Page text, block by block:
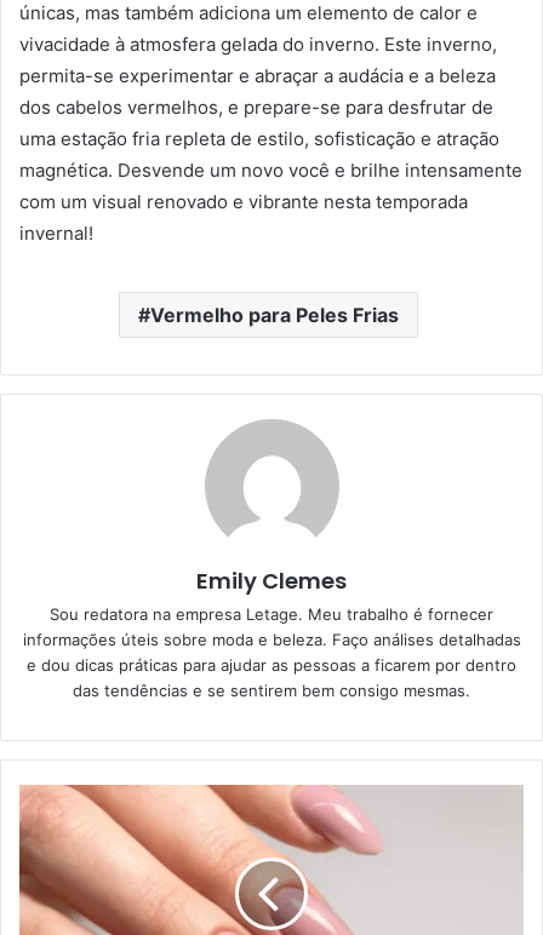
únicas, mas também adiciona um elemento de calor e
vivacidade à atmosfera gelada do inverno. Este inverno,
permita-se experimentar e abraçar a audácia e a beleza
dos cabelos vermelhos, e prepare-se para desfrutar de
uma estação fria repleta de estilo, sofisticação e atração
magnética. Desvende um novo você e brilhe intensamente
com um visual renovado e vibrante nesta temporada
invernal!
Vermelho para Peles Frias
Emily Clemes
Sou redatora na empresa Letage. Meu trabalho é fornecer
informações úteis sobre moda e beleza. Faço análises detalhadas
e dou dicas práticas para ajudar as pessoas a ficarem por dentro
das tendências e se sentirem bem consigo mesmas.